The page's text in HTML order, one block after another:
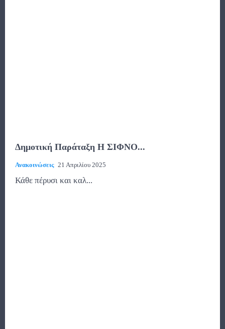
Δημοτική Παράταξη Η ΣΙΦΝΟ...
Ανακοινώσεις 21 Απριλίου 2025
Κάθε πέρυσι και καλ...